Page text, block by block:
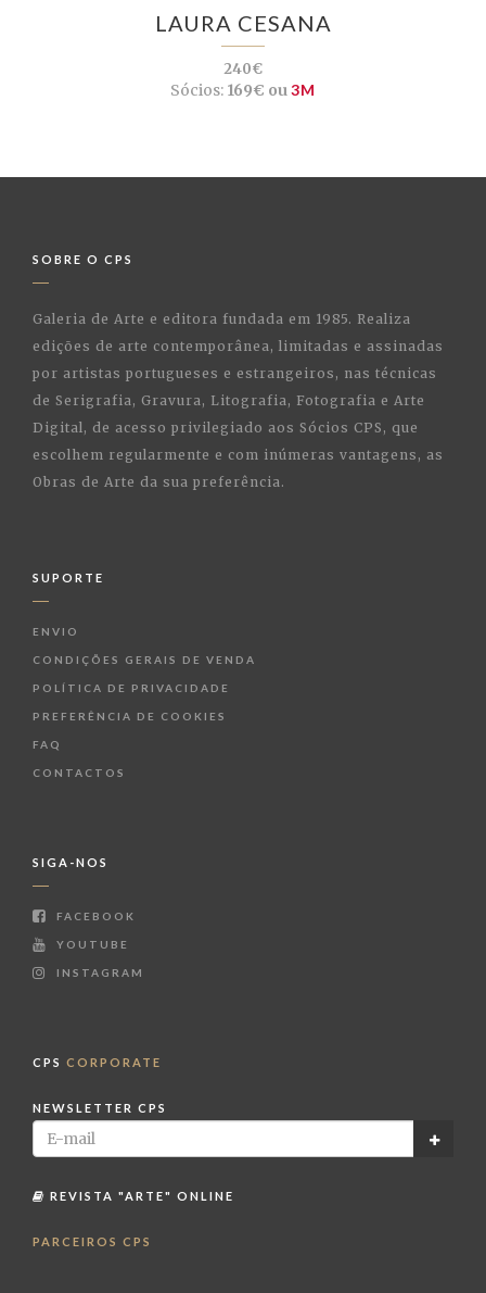
LAURA CESANA
240€
Sócios: 169€ ou3M
SOBRE O CPS
Galeria de Arte e editora fundada em 1985. Realiza
edições de arte contemporânea, limitadas e assinadas
por artistas portugueses e estrangeiros, nas técnicas
de Serigrafia, Gravura, Litografia, Fotografia e Arte
Digital, de acesso privilegiado aos Sócios CPS, que
escolhem regularmente e com inúmeras vantagens, as
Obras de Arte da sua preferência.
SUPORTE
ENVIO
CONDIÇÕES GERAIS DE VENDA
POLÍTICA DE PRIVACIDADE
PREFERÊNCIA DE COOKIES
FAQ
CONTACTOS
SIGA-NOS
FACEBOOK
YOUTUBE
INSTAGRAM
CPS CORPORATE
NEWSLETTER CPS
REVISTA "ARTE" ONLINE
PARCEIROS CPS